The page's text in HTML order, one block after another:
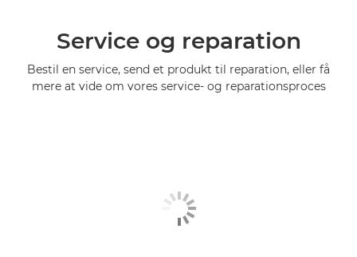
Service og reparation
Bestil en service, send et produkt til reparation, eller få
mere at vide om vores service- og reparationsproces